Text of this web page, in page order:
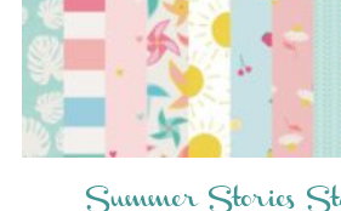
Summer Stories